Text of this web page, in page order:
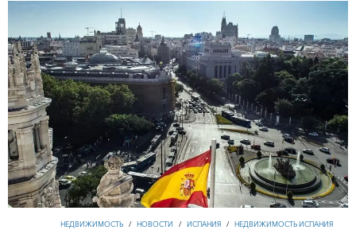
НЕДВИЖИМОСТЬ / НОВОСТИ / ИСПАНИЯ / НЕДВИЖИМОСТЬ ИСПАНИЯ